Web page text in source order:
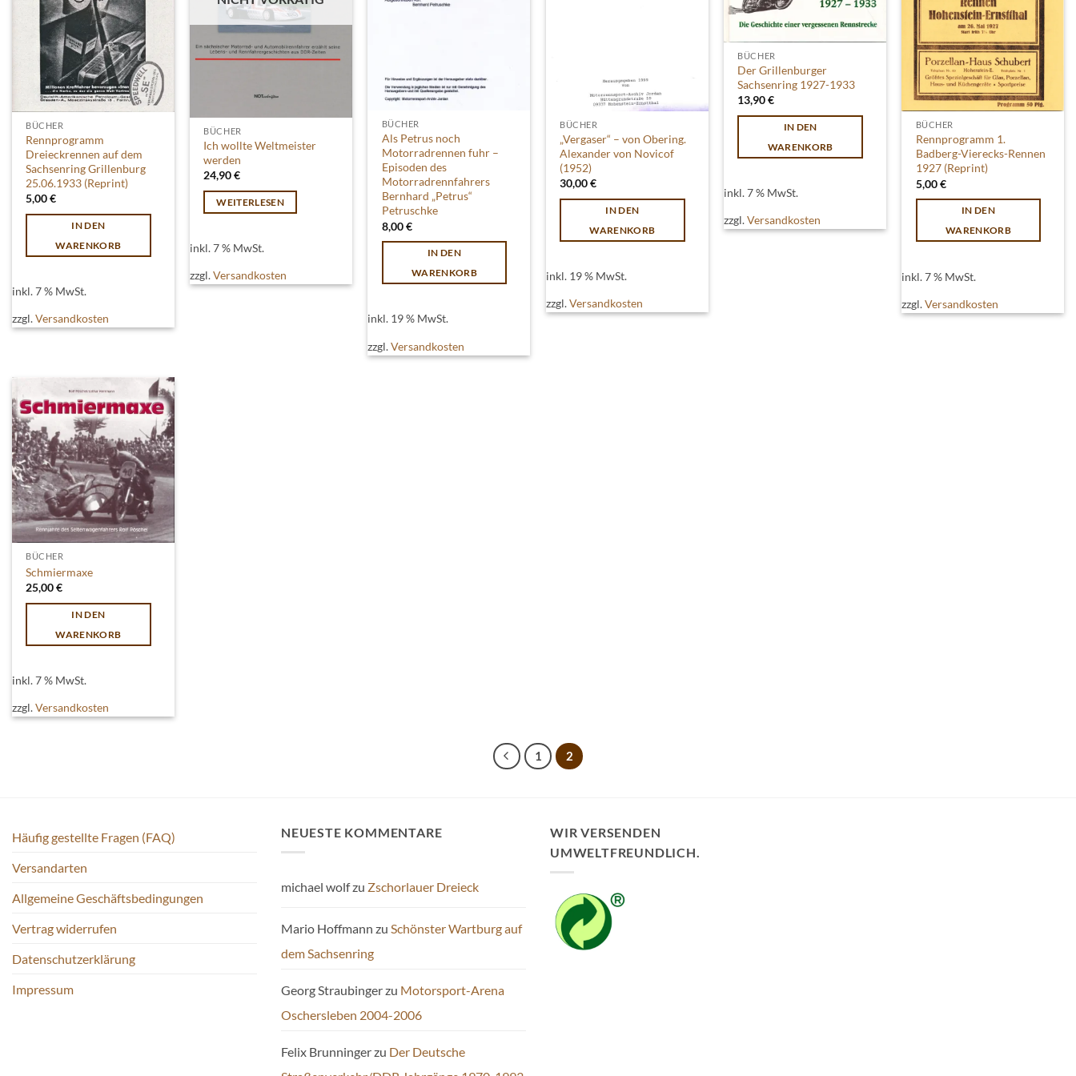
BÜCHER
Rennprogramm
Dreieckrennen auf dem
Sachsenring Grillenburg
25.06.1933 (Reprint)
5,00€
IN DEN
WARENKORB
inkl. 7 % MwSt.
zzgl.Versandkosten
BÜCHER
Ich wollte Weltmeister
werden
24,90€
WEITERLESEN
inkl. 7 % MwSt.
zzgl.Versandkosten
BÜCHER
Als Petrus noch
Motorradrennen fuhr –
Episoden des
Motorradrennfahrers
Bernhard „Petrus“
Petruschke
8,00€
IN DEN
WARENKORB
inkl. 19 % MwSt.
zzgl.Versandkosten
BÜCHER
„Vergaser“ – von Obering.
Alexander von Novicof
(1952)
30,00€
IN DEN
WARENKORB
inkl. 19 % MwSt.
zzgl.Versandkosten
BÜCHER
Der Grillenburger
Sachsenring 1927-1933
13,90€
IN DEN
WARENKORB
inkl. 7 % MwSt.
zzgl.Versandkosten
BÜCHER
Rennprogramm 1.
Badberg-Vierecks-Rennen
1927 (Reprint)
5,00€
IN DEN
WARENKORB
inkl. 7 % MwSt.
zzgl.Versandkosten
BÜCHER
Schmiermaxe
25,00€
IN DEN
WARENKORB
inkl. 7 % MwSt.
zzgl.Versandkosten
1 2
Häufig gestellte Fragen (FAQ)
Versandarten
Allgemeine Geschäftsbedingungen
Vertrag widerrufen
Datenschutzerklärung
Impressum
NEUESTE KOMMENTARE
michael wolfzu Zschorlauer Dreieck
Mario Hoffmann zu Schönster Wartburg auf
dem Sachsenring
Georg Straubingerzu Motorsport-Arena
Oschersleben 2004-2006
Felix Brunningerzu Der Deutsche
WIR VERSENDEN
UMWELTFREUNDLICH.